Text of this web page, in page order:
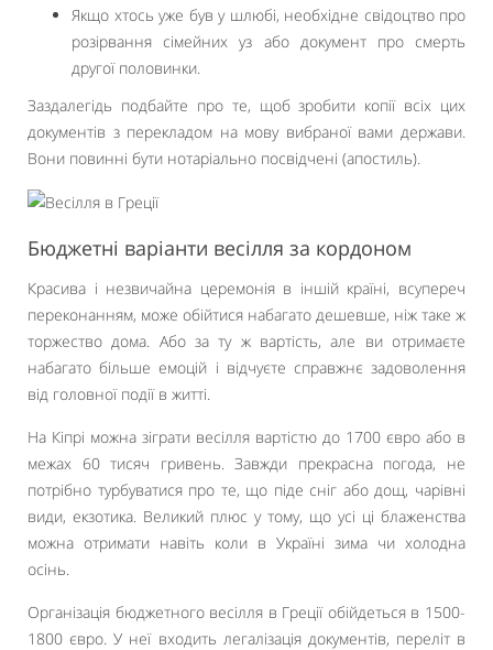
Якщо хтось уже був у шлюбі, необхідне свідоцтво про
розірвання сімейних уз або документ про смерть
другої половинки.
Заздалегідь подбайте про те, щоб зробити копії всіх цих
документів з перекладом на мову вибраної вами держави.
Вони повинні бути нотаріально посвідчені (апостиль).
Бюджетні варіанти весілля за кордоном
Красива і незвичайна церемонія в іншій країні, всупереч
переконанням, може обійтися набагато дешевше, ніж таке ж
торжество дома. Або за ту ж вартість, але ви отримаєте
набагато більше емоцій і відчуєте справжнє задоволення
від головної події в житті.
На Кіпрі можна зіграти весілля вартістю до 1700 євро або в
межах 60 тисяч гривень. Завжди прекрасна погода, не
потрібно турбуватися про те, що піде сніг або дощ, чарівні
види, екзотика. Великий плюс у тому, що усі ці блаженства
можна отримати навіть коли в Україні зима чи холодна
осінь.
Організація бюджетного весілля в Греції обійдеться в 1500-
1800 євро. У неї входить легалізація документів, переліт в